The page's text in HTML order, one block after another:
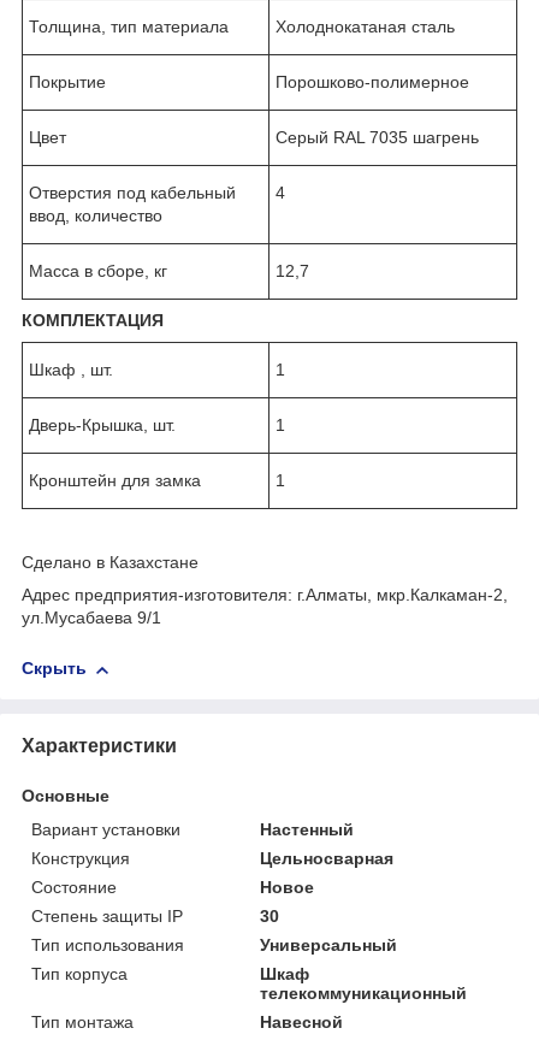
Толщина, тип материала Холоднокатаная сталь
Покрытие Порошково-полимерное
Цвет Серый RAL 7035 шагрень
Отверстия под кабельный
ввод, количество
4
Масса в сборе, кг 12,7
КОМПЛЕКТАЦИЯ
Шкаф , шт. 1
Дверь-Крышка, шт. 1
Кронштейн для замка 1
Сделано в Казахстане
Адрес предприятия-изготовителя: г.Алматы, мкр.Калкаман-2,
ул.Мусабаева 9/1
Скрыть
Характеристики
Основные
Вариант установки
Настенный
Конструкция
Цельносварная
Состояние
Новое
Степень защиты IP
30
Тип использования
Универсальный
Тип корпуса
Шкаф
телекоммуникационный
Тип монтажа
Навесной